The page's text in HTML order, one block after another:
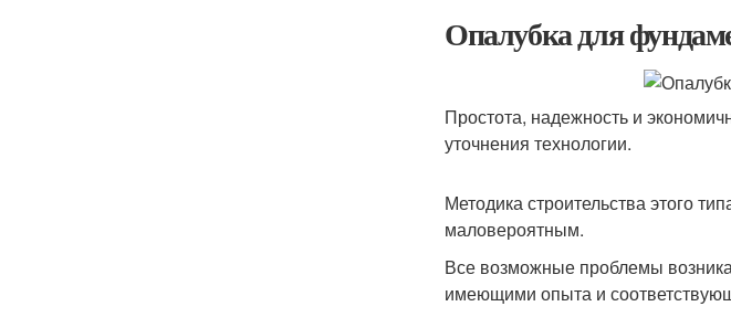
Опалубка для
Простота, надежность и
уточнения технологии.
Методика строительства этого
маловероятным.
Все возможные проблемы
имеющими опыта и